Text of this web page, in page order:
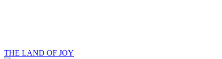
THE LAND OF JOY